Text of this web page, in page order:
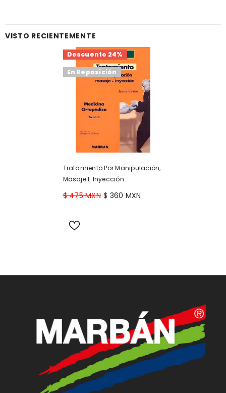
VISTO RECIENTEMENTE
Descuento 24%
En Reposición
Tratamiento Por Manipulación,
Masaje E Inyección
$ 475 MXN $ 360 MXN